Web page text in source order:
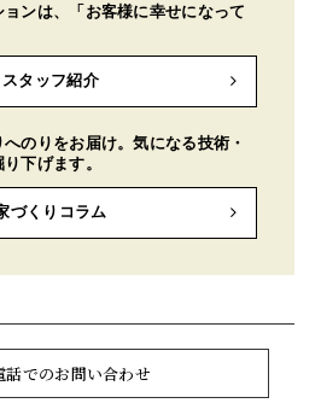
ンは、「お客様に幸せになって
スタッフ紹介
のりをお届け。気になる技術・
下げます。
づくりコラム
話でのお問い合わせ